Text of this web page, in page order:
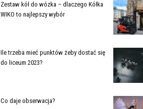
Zestaw kół do wózka – dlaczego Kółka
WIKO to najlepszy wybór
Ile trzeba mieć punktów żeby dostać się
do liceum 2023?
Co daje obserwacja?